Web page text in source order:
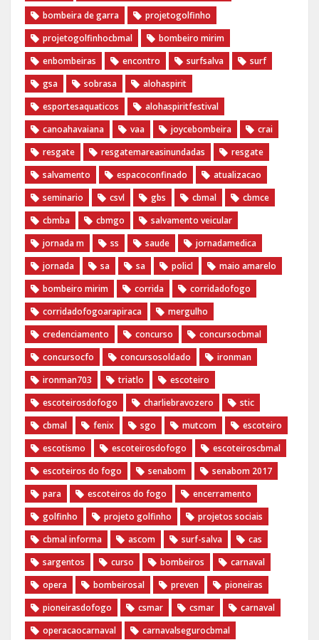
bombeira de garra
projetogolfinho
projetogolfinhocbmal
bombeiro mirim
enbombeiras
encontro surfsalva
surf
gsa
sobrasa
alohaspirit
esportesaquaticos
alohaspiritfestival
canoahavaiana
vaa joycebombeira
crai
resgate
resgatemareasinundadas
resgate
salvamento
espacoconfinado
atualizacao
seminario
csvl gbs cbmal
cbmce
cbmba
cbmgo
salvamento veicular
jornada m
ss saude
jornadamedica
jornada
sa sa policl
maio amarelo
bombeiro mirim
corrida
corridadofogo
corridadofogoarapiraca
mergulho
credenciamento
concurso
concursocbmal
concursocfo
concursosoldado
ironman
ironman703
triatlo
escoteiro
escoteirosdofogo
charliebravozero
stic
cbmal
fenix sgo mutcom
escoteiro
escotismo
escoteirosdofogo
escoteiroscbmal
escoteiros do fogo
senabom
senabom 2017
para
escoteiros do fogo
encerramento
golfinho
projeto golfinho
projetos sociais
cbmal informa
ascom surf-salva
cas
sargentos
curso bombeiros
carnaval
opera
bombeirosal preven
pioneiras
pioneirasdofogo
csmar csmar
carnaval
operacaocarnaval
carnavalsegurocbmal